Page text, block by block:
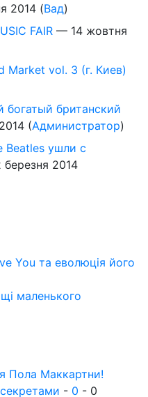
2014 (Вад)
FAIR — 14 жовтня
Market vol. 3 (г. Киев)
британский
(Администратор)
Beatles ушли с
березня 2014
You та еволюція його
маленького
Пола Маккартни!
- 0 - 0